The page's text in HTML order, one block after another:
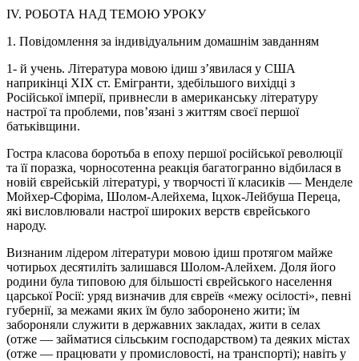
IV. РОБОТА НАД ТЕМОЮ УРОКУ
1. Повідомлення за індивідуальним домашнім завданням
1- й учень. Література мовою ідиш з’явилася у США
наприкінці XIX ст. Емігранти, здебільшого вихідці з
Російської імперії, привнесли в американську літературу
настрої та проблеми, пов’язані з життям своєї першої
батьківщини.
Гостра класова боротьба в епоху першої російської революції
та її поразка, чорносотенна реакція багатогранно відбилася в
новій єврейській літературі, у творчості її класиків — Менделе
Мойхер-Сфоріма, Шолом-Алейхема, Іцхок-Лейбуша Переца,
які висловлювали настрої широких верств єврейського
народу.
Визнаним лідером літератури мовою ідиш протягом майже
чотирьох десятиліть залишався Шолом-Алейхем. Доля його
родини була типовою для більшості єврейського населення
царської Росії: уряд визначив для євреїв «межу осілості», певні
губернії, за межами яких їм було заборонено жити; їм
забороняли служити в державних закладах, жити в селах
(отже — займатися сільським господарством) та деяких містах
(отже — працювати у промисловості, на транспорті); навіть у